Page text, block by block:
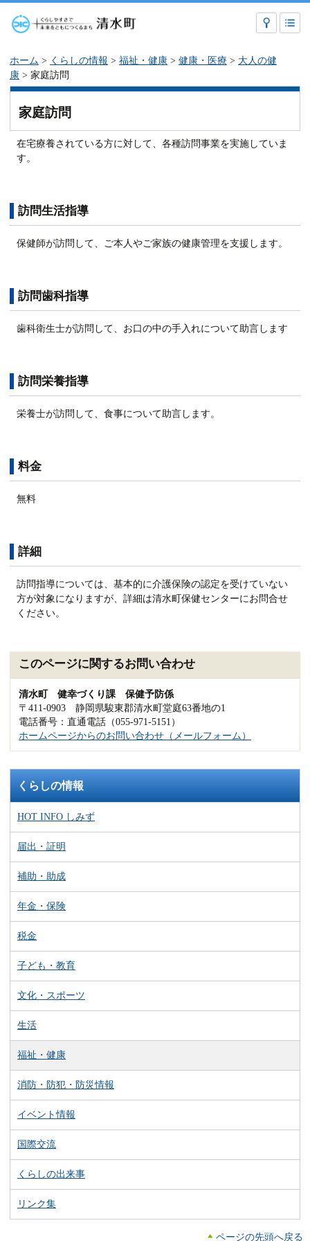
ホーム > くらしの情報 > 福祉・健康 > 健康・医療 > 大人の健
康 > 家庭訪問
家庭訪問
在宅療養されている方に対して、各種訪問事業を実施していま
す。
訪問生活指導
保健師が訪問して、ご本人やご家族の健康管理を支援します。
訪問歯科指導
歯科衛生士が訪問して、お口の中の手入れについて助言します
訪問栄養指導
栄養士が訪問して、食事について助言します。
料金
無料
詳細
訪問指導については、基本的に介護保険の認定を受けていない
方が対象になりますが、詳細は清水町保健センターにお問合せ
ください。
このページに関するお問い合わせ
清水町 健幸づくり課 保健予防係
〒411-0903 静岡県駿東郡清水町堂庭63番地の1
電話番号：直通電話（055-971-5151）
ホームページからのお問い合わせ（メールフォーム）
くらしの情報
HOT INFO しみず
届出・証明
補助・助成
年金・保険
税金
子ども・教育
文化・スポーツ
生活
福祉・健康
消防・防犯・防災情報
イベント情報
国際交流
くらしの出来事
リンク集
ページの先頭へ戻る